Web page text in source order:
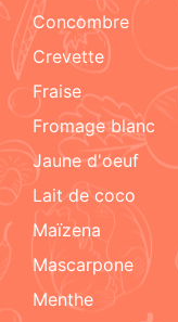
concombre
crevette
fraise
fromage blanc
jaune d'oeuf
lait de coco
maïzena
mascarpone
menthe